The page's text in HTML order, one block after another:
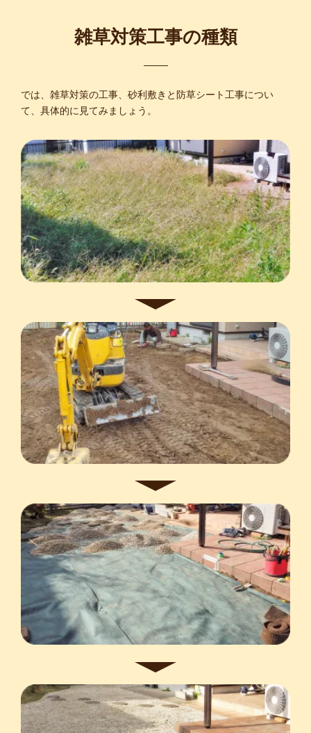
雑草対策工事の種類
では、雑草対策の工事、砂利敷きと防草シート工事につい
て、具体的に見てみましょう。